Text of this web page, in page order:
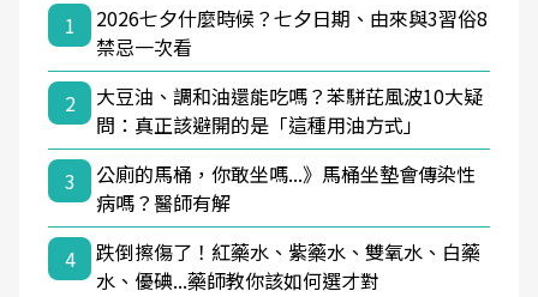
1
2026七夕什麼時候？七夕日期、由來與3習俗8
禁忌一次看
2
大豆油、調和油還能吃嗎？苯駢芘風波10大疑
問：真正該避開的是「這種用油方式」
3
公廁的馬桶，你敢坐嗎...》馬桶坐墊會傳染性
病嗎？醫師有解
4
跌倒擦傷了！紅藥水、紫藥水、雙氧水、白藥
水、優碘...藥師教你該如何選才對